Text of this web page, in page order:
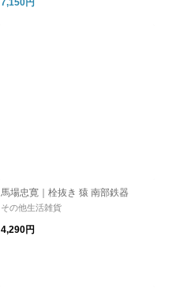
7,150円
馬場忠寛｜栓抜き 猿 南部鉄器
その他生活雑貨
4,290円